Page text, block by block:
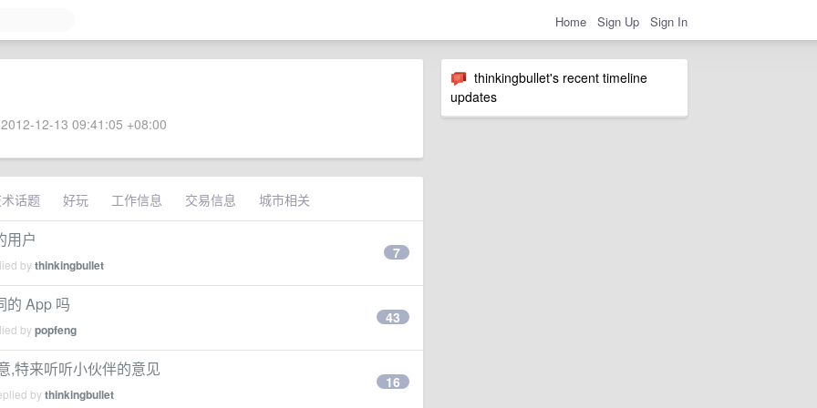
Home Sign Up Sign In
thinkingbullet's recent timeline
updates
12-13 09:41:05 +08:00
话题 好玩 工作信息 交易信息 城市相关
用户
bythinkingbullet
7
的 App 吗
bypopfeng
43
,特来听听小伙伴的意见
bythinkingbullet
16